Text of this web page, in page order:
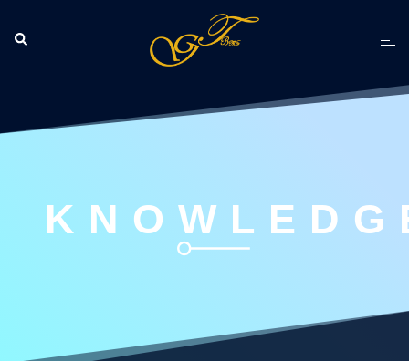
容
Search